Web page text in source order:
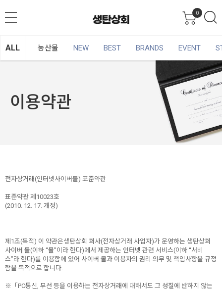
0
ALL 농산물 NEW BEST BRANDS EVENT
이용약관
전자상거래(인터넷사이버몰) 표준약관
표준약관 제10023호
(2010. 12. 17. 개정)
제1조(목적) 이 약관은생탄상회 회사(전자상거래 사업자)가 운영하는 생탄상회
사이버 몰(이하 “몰”이라 한다)에서 제공하는 인터넷 관련 서비스(이하 “서비
스”라 한다)를 이용함에 있어 사이버 몰과 이용자의 권리·의무 및 책임사항을 규정
함을 목적으로 합니다.
※「PC통신, 무선 등을 이용하는 전자상거래에 대해서도 그 성질에 반하지 않는